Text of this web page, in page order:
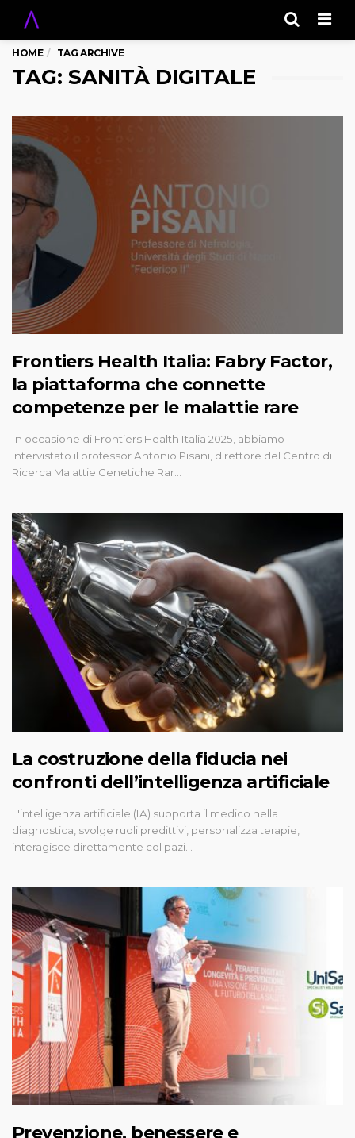
HOME TAG ARCHIVE
TAG: SANITÀ DIGITALE
Frontiers Health Italia: Fabry Factor,
la piattaforma che connette
competenze per le malattie rare
In occasione di Frontiers Health Italia 2025, abbiamo
intervistato il professor Antonio Pisani, direttore del Centro di
Ricerca Malattie Genetiche Rar…
La costruzione della fiducia nei
confronti dell’intelligenza artificiale
L'intelligenza artificiale (IA) supporta il medico nella
diagnostica, svolge ruoli predittivi, personalizza terapie,
interagisce direttamente col pazi…
Prevenzione, benessere e